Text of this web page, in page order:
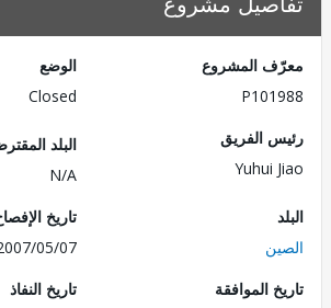
المشروع
الفريق
Yuhui
البلد المقترض
تاريخ الإفصاح
2007/05/07
الموافقة
تاريخ النفاذ